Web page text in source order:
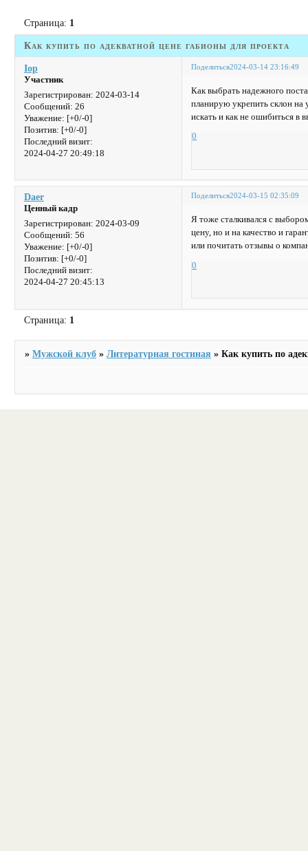
Как купить по адекватной цене габионы для проекта
Страница: 1
Поделиться2024-03-14 23:16:49
Iop
Участник
Зарегистрирован: 2024-03-14
Сообщений: 26
Уважение: [+0/-0]
Позитив: [+0/-0]
Последний визит:
2024-04-27 20:49:18
Как выбрать надежного
планирую укрепить склон на
искать и как не ошибиться в
0
Поделиться2024-03-15 02:35:09
Daer
Ценный кадр
Зарегистрирован: 2024-03-09
Сообщений: 56
Уважение: [+0/-0]
Позитив: [+0/-0]
Последний визит:
2024-04-27 20:45:13
Я тоже сталкивался с
цену, но и на качество и
или почитать отзывы о
0
Страница: 1
»Мужской клуб »Литературная гостиная »Как купить по